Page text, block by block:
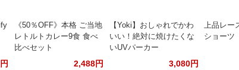
《50％OFF》本格 ご当地
レトルトカレー9食 食べ
比べセット
2,488円
【Yoki】おしゃれでかわ
いい！絶対に焼けたくな
いUVパーカー
3,080円
上品レー
ショーツ